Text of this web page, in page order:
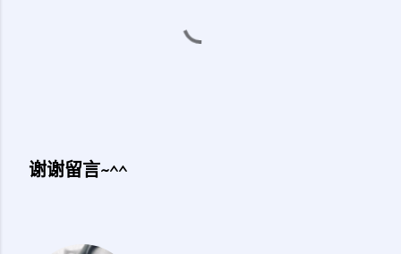
谢谢留言~^^